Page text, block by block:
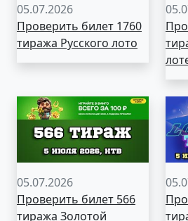
05.07.2026
Проверить билет 1760
тиража Русского лото
05.07.2026
Проверить билет 566
тиража Золотой